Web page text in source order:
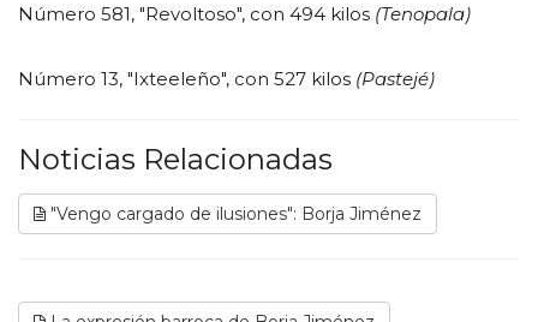
Número 581, "Revoltoso", con 494 kilos (Tenopala)
Número 13, "Ixteeleño", con 527 kilos (Pastejé)
Noticias Relacionadas
"Vengo cargado de ilusiones": Borja Jiménez